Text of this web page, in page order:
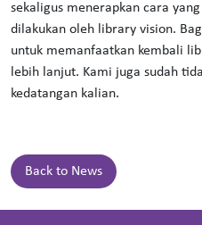
sekaligus menerapkan cara
dilakukan oleh library vision.
untuk memanfaatkan kembali
lebih lanjut. Kami juga sudah
kedatangan kalian.
Back to News